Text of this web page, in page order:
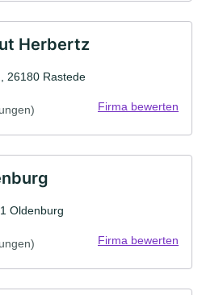
Herbertz
26180 Rastede
Firma bewerten
Oldenburg
Firma bewerten